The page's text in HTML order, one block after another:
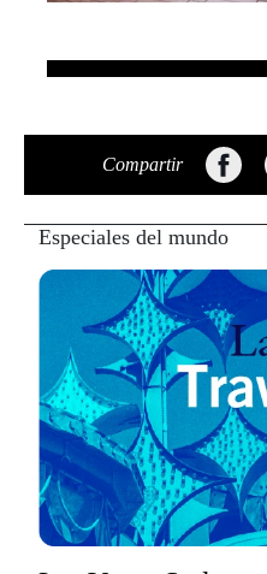
Compartir
Especiales del mundo